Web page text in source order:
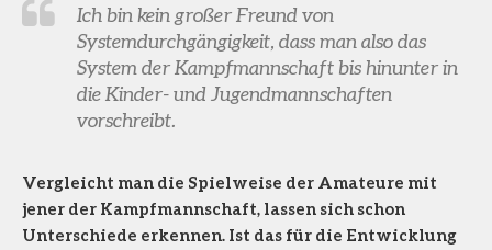
Ich bin kein großer Freund von
Systemdurchgängigkeit, dass man also das
System der Kampfmannschaft bis hinunter in
die Kinder- und Jugendmannschaften
vorschreibt.
Vergleicht man die Spielweise der Amateure mit
jener der Kampfmannschaft, lassen sich schon
Unterschiede erkennen. Ist das für die Entwicklung